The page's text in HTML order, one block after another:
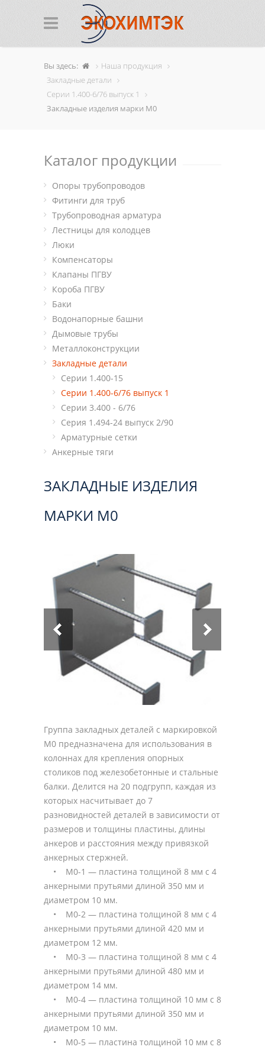
Вы здесь:
Наша продукция
Закладные детали
Cерии 1.400-6/76 выпуск 1
Закладные изделия марки М0
Каталог продукции
Опоры трубопроводов
Фитинги для труб
Трубопроводная арматура
Лестницы для колодцев
Люки
Компенсаторы
Клапаны ПГВУ
Короба ПГВУ
Баки
Водонапорные башни
Дымовые трубы
Металлоконструкции
Закладные детали
Cерии 1.400-15
Cерии 1.400-6/76 выпуск 1
Cерии 3.400 - 6/76
Cерия 1.494-24 выпуск 2/90
Арматурные сетки
Анкерные тяги
ЗАКЛАДНЫЕ ИЗДЕЛИЯ
МАРКИ М0
Группа закладных деталей с маркировкой
М0 предназначена для использования в
колоннах для крепления опорных
столиков под железобетонные и стальные
балки. Делится на 20 подгрупп, каждая из
которых насчитывает до 7
разновидностей деталей в зависимости от
размеров и толщины пластины, длины
анкеров и расстояния между привязкой
анкерных стержней.
• М0-1 — пластина толщиной 8 мм с 4
анкерными прутьями длиной 350 мм и
диаметром 10 мм.
• М0-2 — пластина толщиной 8 мм с 4
анкерными прутьями длиной 420 мм и
диаметром 12 мм.
• М0-3 — пластина толщиной 8 мм с 4
анкерными прутьями длиной 480 мм и
диаметром 14 мм.
• М0-4 — пластина толщиной 10 мм с 8
анкерными прутьями длиной 350 мм и
диаметром 10 мм.
• М0-5 — пластина толщиной 10 мм с 8